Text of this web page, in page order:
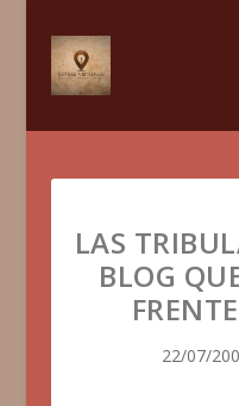
LAS
BLOG
22/07/